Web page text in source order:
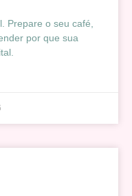
Prepare o seu café,
por que sua